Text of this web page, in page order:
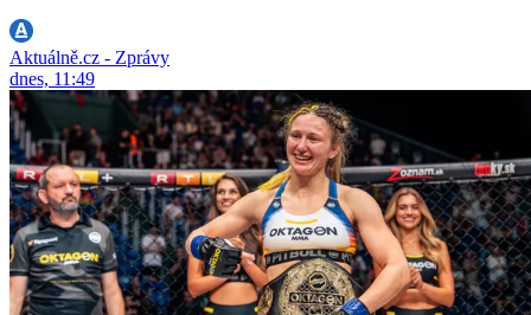
Aktuálně.cz - Zprávy
dnes, 11:49